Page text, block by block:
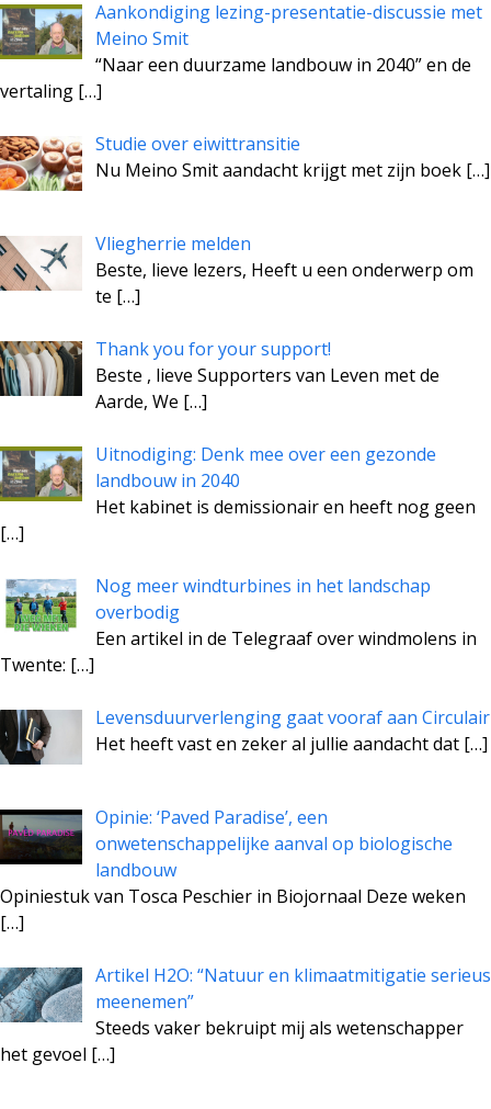
Aankondiging lezing-presentatie-discussie met
Meino Smit
“Naar een duurzame landbouw in 2040” en de
vertaling […]
Studie over eiwittransitie
Nu Meino Smit aandacht krijgt met zijn boek […]
Vliegherrie melden
Beste, lieve lezers, Heeft u een onderwerp om
te […]
Thank you for your support!
Beste , lieve Supporters van Leven met de
Aarde, We […]
Uitnodiging: Denk mee over een gezonde
landbouw in 2040
Het kabinet is demissionair en heeft nog geen
[…]
Nog meer windturbines in het landschap
overbodig
Een artikel in de Telegraaf over windmolens in
Twente: […]
Levensduurverlenging gaat vooraf aan Circulair
Het heeft vast en zeker al jullie aandacht dat […]
Opinie: ‘Paved Paradise’, een
onwetenschappelijke aanval op biologische
landbouw
Opiniestuk van Tosca Peschier in Biojornaal Deze weken
[…]
Artikel H2O: “Natuur en klimaatmitigatie serieus
meenemen”
Steeds vaker bekruipt mij als wetenschapper
het gevoel […]